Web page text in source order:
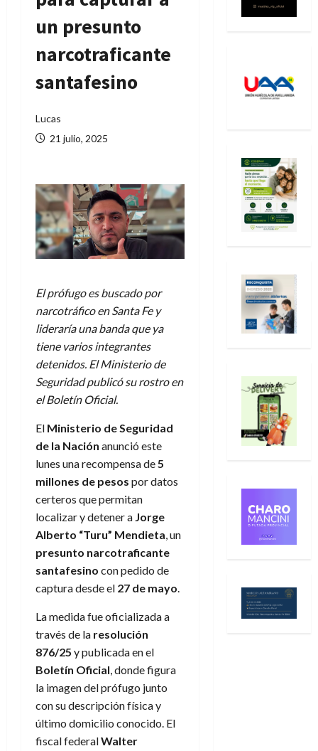
un presunto
narcotraficante
santafesino
Lucas
21 julio, 2025
El prófugo es buscado por
narcotráfico en Santa Fe y
lideraría una banda que ya
tiene varios integrantes
detenidos. El Ministerio de
Seguridad publicó su rostro en
el Boletín Oficial.
El Ministerio de Seguridad
de la Nación anunció este
lunes una recompensa de5
millones de pesos por datos
certeros que permitan
localizar y detener a Jorge
Alberto “Turu” Mendieta, un
presunto narcotraficante
santafesino con pedido de
captura desde el 27 de mayo.
La medida fue oficializada a
través de la resolución
876/25 y publicada en el
Boletín Oficial, donde figura
la imagen del prófugo junto
con su descripción física y
último domicilio conocido. El
fiscal federalWalter